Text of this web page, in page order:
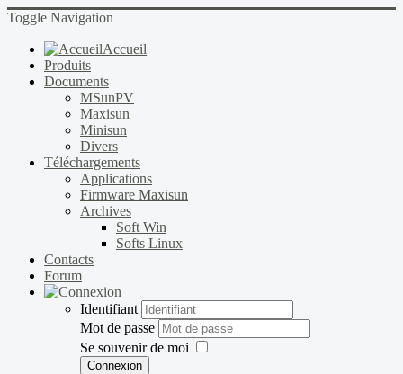
Toggle Navigation
Accueil
Produits
Documents
MSunPV
Maxisun
Minisun
Divers
Téléchargements
Applications
Firmware Maxisun
Archives
Soft Win
Softs Linux
Contacts
Forum
Identifiant
Mot de passe
Se souvenir de moi
Connexion